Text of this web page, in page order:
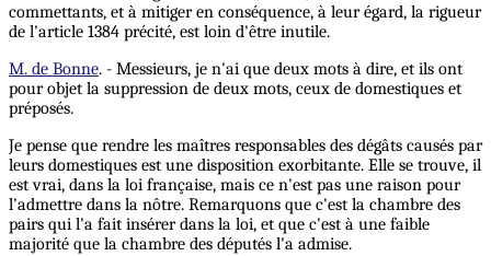
commettants, et à mitiger en conséquence, à leur égard, la rigueur
de l'article 1384 précité, est loin d'être inutile.
M. de Bonne. - Messieurs, je n'ai que deux mots à dire, et ils ont
pour objet la suppression de deux mots, ceux de domestiques et
préposés.
Je pense que rendre les maîtres responsables des dégâts causés par
leurs domestiques est une disposition exorbitante. Elle se trouve, il
est vrai, dans la loi française, mais ce n'est pas une raison pour
l'admettre dans la nôtre. Remarquons que c'est la chambre des
pairs qui l'a fait insérer dans la loi, et que c'est à une faible
majorité que la chambre des députés l'a admise.